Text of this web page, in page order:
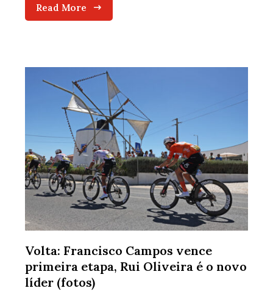
Read More
Volta: Francisco Campos vence
primeira etapa, Rui Oliveira é o novo
líder (fotos)